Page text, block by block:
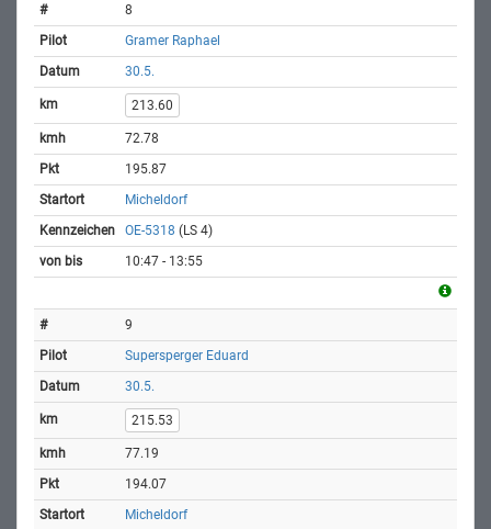
8
Gramer Raphael
30.5.
213.60
72.78
195.87
Micheldorf
OE-5318 (LS 4)
10:47 - 13:55
9
Supersperger Eduard
30.5.
215.53
77.19
194.07
Micheldorf